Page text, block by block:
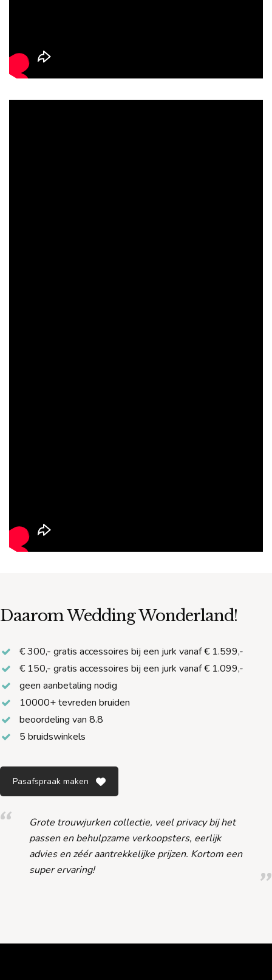
Daarom Wedding Wonderland!
€ 300,- gratis accessoires bij een jurk vanaf € 1.599,-
€ 150,- gratis accessoires bij een jurk vanaf € 1.099,-
geen aanbetaling nodig
10000+ tevreden bruiden
beoordeling van 8.8
5 bruidswinkels
Pasafspraak maken
Grote trouwjurken collectie, veel privacy bij het
passen en behulpzame verkoopsters, eerlijk
advies en zéér aantrekkelijke prijzen. Kortom een
super ervaring!